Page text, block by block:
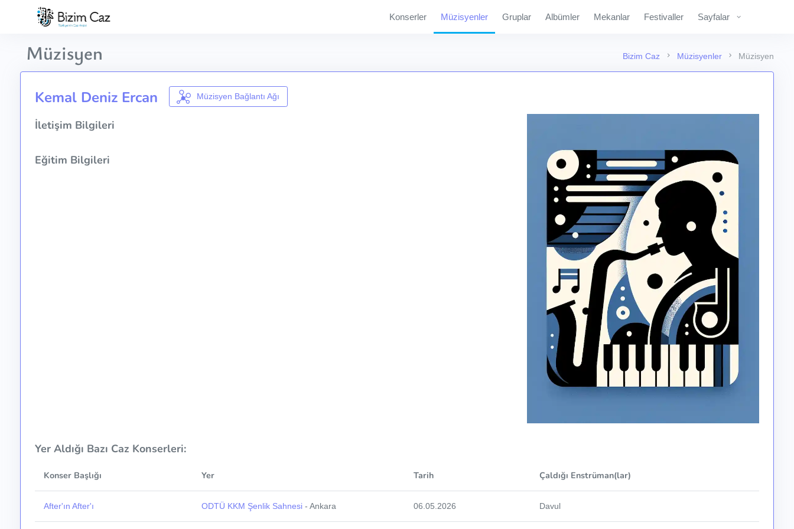
Konserler Müzisyenler Gruplar Albümler Mekanlar Festivaller Sayfalar
Bizim Caz Müzisyenler Müzisyen
Müzisyen
Kemal Deniz Ercan Müzisyen Bağlantı Ağı
İletişim Bilgileri
Eğitim Bilgileri
Yer Aldığı Bazı Caz Konserleri:
Konser Başlığı Yer Tarih Çaldığı Enstrüman(lar)
After'ın After'ı ODTÜ KKM Şenlik Sahnesi- Ankara 06.05.2026 Davul